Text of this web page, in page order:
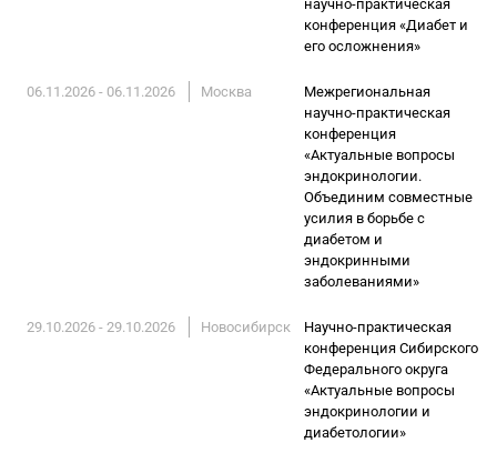
научно-практическая
конференция «Диабет и
его осложнения»
06.11.2026 - 06.11.2026 Москва
Межрегиональная
научно-практическая
конференция
«Актуальные вопросы
эндокринологии.
Объединим совместные
усилия в борьбе с
диабетом и
эндокринными
заболеваниями»
29.10.2026 - 29.10.2026 Новосибирск
Научно-практическая
конференция Сибирского
Федерального округа
«Актуальные вопросы
эндокринологии и
диабетологии»